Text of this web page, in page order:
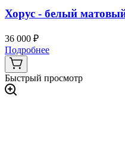
Хорус - белый
36 000 ₽
Подробнее
Быстрый просмотр